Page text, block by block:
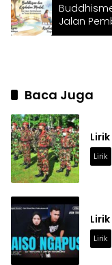
Jalan
Baca Juga
Lirik
Lirik